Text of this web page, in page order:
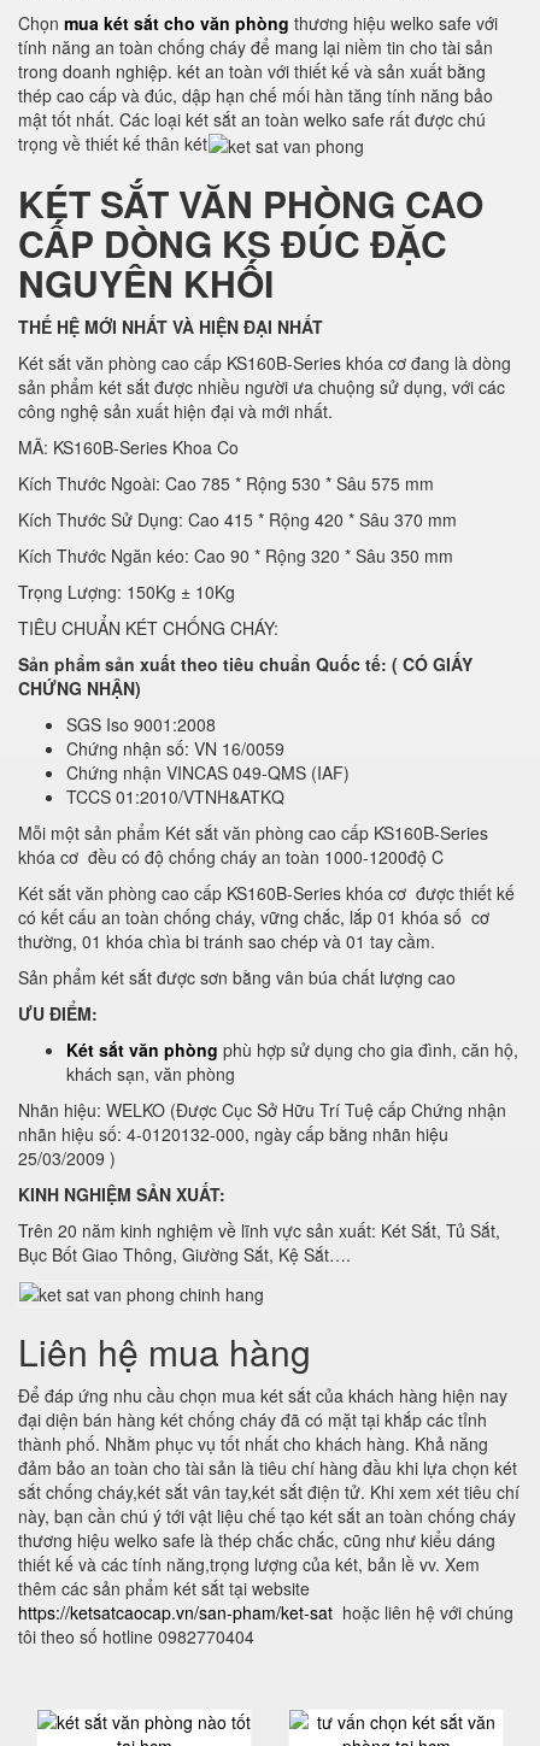
Chọn mua két sắt cho văn phòng thương hiệu welko safe với
tính năng an toàn chống cháy để mang lại niềm tin cho tài sản
trong doanh nghiệp. két an toàn với thiết kế và sản xuất bằng
thép cao cấp và đúc, dập hạn chế mối hàn tăng tính năng bảo
mật tốt nhất. Các loại két sắt an toàn welko safe rất được chú
trọng về thiết kế thân két
KÉT SẮT VĂN PHÒNG CAO
CẤP DÒNG KS ĐÚC ĐẶC
NGUYÊN KHỐI
THẾ HỆ MỚI NHẤT VÀ HIỆN ĐẠI NHẤT
Két sắt văn phòng cao cấp KS160B-Series khóa cơ đang là dòng
sản phẩm két sắt được nhiều người ưa chuộng sử dụng, với các
công nghệ sản xuất hiện đại và mới nhất.
MÃ: KS160B-Series Khoa Co
Kích Thước Ngoài: Cao 785 * Rộng 530 * Sâu 575 mm
Kích Thước Sử Dụng: Cao 415 * Rộng 420 * Sâu 370 mm
Kích Thước Ngăn kéo: Cao 90 * Rộng 320 * Sâu 350 mm
Trọng Lượng: 150Kg ± 10Kg
TIÊU CHUẨN KÉT CHỐNG CHÁY:
Sản phẩm sản xuất theo tiêu chuẩn Quốc tế: ( CÓ GIẤY
CHỨNG NHẬN)
SGS Iso 9001:2008
Chứng nhận số: VN 16/0059
Chứng nhận VINCAS 049-QMS (IAF)
TCCS 01:2010/VTNH&ATKQ
Mỗi một sản phẩm Két sắt văn phòng cao cấp KS160B-Series
khóa cơ đều có độ chống cháy an toàn 1000-1200độ C
Két sắt văn phòng cao cấp KS160B-Series khóa cơ được thiết kế
có kết cấu an toàn chống cháy, vững chắc, lắp 01 khóa số cơ
thường, 01 khóa chìa bi tránh sao chép và 01 tay cầm.
Sản phẩm két sắt được sơn bằng vân búa chất lượng cao
ƯU ĐIỂM:
Két sắt văn phòng phù hợp sử dụng cho gia đình, căn hộ,
khách sạn, văn phòng
Nhãn hiệu: WELKO (Được Cục Sở Hữu Trí Tuệ cấp Chứng nhận
nhãn hiệu số: 4-0120132-000, ngày cấp bằng nhãn hiệu
25/03/2009 )
KINH NGHIỆM SẢN XUẤT:
Trên 20 năm kinh nghiệm về lĩnh vực sản xuất: Két Sắt, Tủ Sắt,
Bục Bốt Giao Thông, Giường Sắt, Kệ Sắt….
Liên hệ mua hàng
Để đáp ứng nhu cầu chọn mua két sắt của khách hàng hiện nay
đại diện bán hàng két chống cháy đã có mặt tại khắp các tỉnh
thành phố. Nhằm phục vụ tốt nhất cho khách hàng. Khả năng
đảm bảo an toàn cho tài sản là tiêu chí hàng đầu khi lựa chọn két
sắt chống cháy,két sắt vân tay,két sắt điện tử. Khi xem xét tiêu chí
này, bạn cần chú ý tới vật liệu chế tạo két sắt an toàn chống cháy
thương hiệu welko safe là thép chắc chắc, cũng như kiểu dáng
thiết kế và các tính năng,trọng lượng của két, bản lề vv. Xem
thêm các sản phẩm két sắt tại website
https://ketsatcaocap.vn/san-pham/ket-sat hoặc liên hệ với chúng
tôi theo số hotline 0982770404